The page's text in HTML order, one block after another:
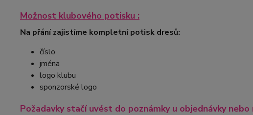
Možnost klubového potisku :
Na přání zajistíme kompletní potisk dresů:
číslo
jména
logo klubu
sponzorské logo
Požadavky stačí uvést do poznámky u objednávky